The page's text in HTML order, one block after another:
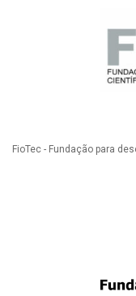
FioTec - Fundação para